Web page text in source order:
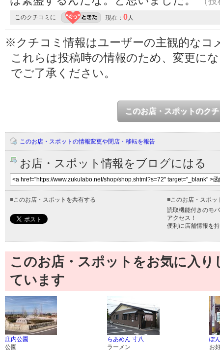
このクチコミに 現在： 0人
※クチコミ情報はユーザーの主観的なコ
これらは投稿時の情報のため、変更に
でご了承ください。
このお店・スポットのク
このお店・スポットの情報変更や閉店・移転を報告
お店・スポット情報をブログにはる
■このお店・スポットを共有する ■このお店・スポッ
読取機能付きのモ
アクセス！
便利に店舗情報を
このお店・スポットをお気に入
ています
庄内公園
公園
らあめん 寸八
ラーメン
ぽ
お